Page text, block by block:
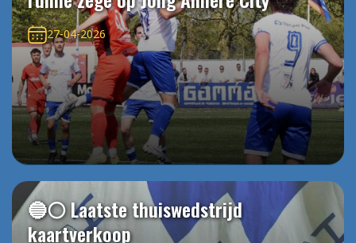
27-04-2026
🔵⚪️ Laatste thuiswedstrijd
kaartverkoop